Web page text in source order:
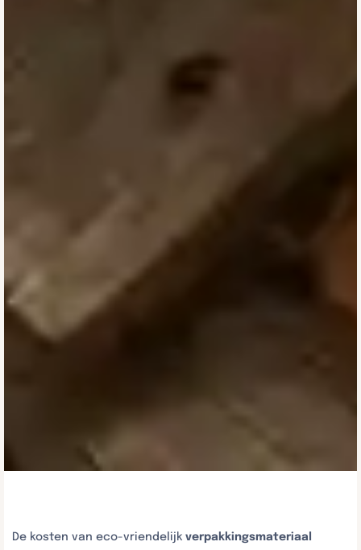
De kosten van eco-vriendelijk verpakkingsmateriaal